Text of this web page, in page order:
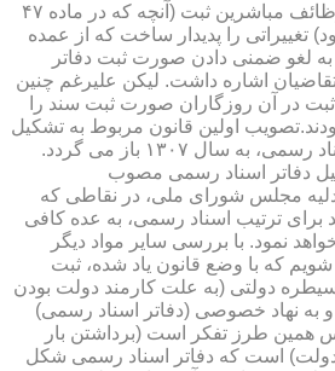
قانون یاد شده، در شرح وظائف مباشرین ثبت (آنچه كه در ماده ۴۷
تغییراتی را پدیدار ساخت كه از عمده
به لغو ضمنی دادن صورت ثبت دفاتر
اشاره داشت. لیكن علیرغم چنین
در آن روزگاران صورت ثبت سند را
اولین قانون مربوط به تشكیل
مستقل دفترخانه های اسناد رسمی، به سال ۱۳۰۷ باز می گردد.
تشكیل دفاتر اسناد رسمی مصوب
عدلیه مجلس شورای ملی، در نقاطی كه
برای ترتیب اسناد رسمی، به عده كافی
نمود. با بررسی سایر مواد دیگر
كه با وضع قانون یاد شده، ثبت
دولتی (به علت كارمند دولت بودن
به نهاد خصوصی (دفاتر اسناد رسمی)
همین طرز تفكر است (برداشتن بار
است كه دفاتر اسناد رسمی شكل